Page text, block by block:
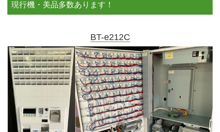
現行機・美品多数あります！
BT-e212C